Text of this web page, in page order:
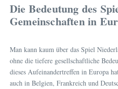
Die Bedeutung des
Gemeinschaften in
Man kann kaum über das Spiel
ohne die tiefere gesellschaftliche
dieses Aufeinandertreffen in Europa
auch in Belgien, Frankreich und